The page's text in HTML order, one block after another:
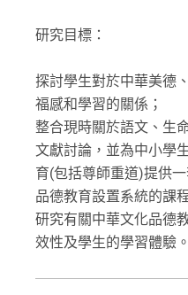
研究目標：
探討學生對於中華美德
福感和學習的關係；
整合現時關於語文、生
文獻討論，並為中小學
育(包括尊師重道)提供
品德教育設置系統的課
研究有關中華文化品德
效性及學生的學習體驗。